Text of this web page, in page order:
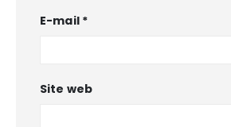
E-mail *
Site web